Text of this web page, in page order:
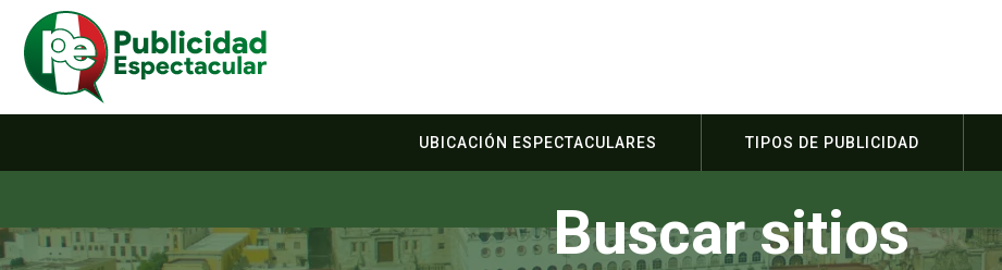
UBICACIÓN ESPECTACULARES TIPOS DE PUBLICIDAD
Buscar sitios